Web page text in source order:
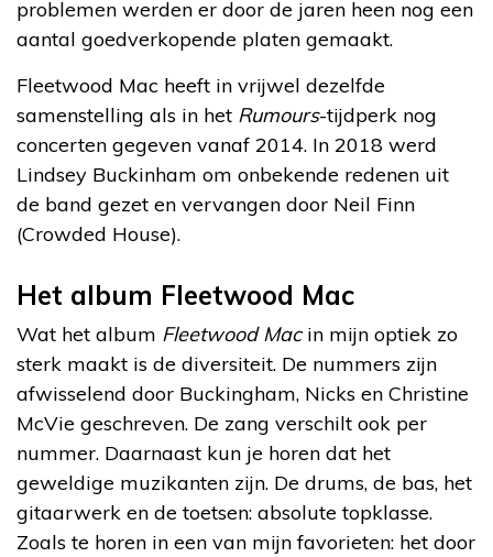
problemen werden er door de jaren heen nog een
aantal goedverkopende platen gemaakt.
Fleetwood Mac heeft in vrijwel dezelfde
samenstelling als in het Rumours-tijdperk nog
concerten gegeven vanaf 2014. In 2018 werd
Lindsey Buckinham om onbekende redenen uit
de band gezet en vervangen door Neil Finn
(Crowded House).
Het album Fleetwood Mac
Wat het album Fleetwood Macin mijn optiek zo
sterk maakt is de diversiteit. De nummers zijn
afwisselend door Buckingham, Nicks en Christine
McVie geschreven. De zang verschilt ook per
nummer. Daarnaast kun je horen dat het
geweldige muzikanten zijn. De drums, de bas, het
gitaarwerk en de toetsen: absolute topklasse.
Zoals te horen in een van mijn favorieten: het door